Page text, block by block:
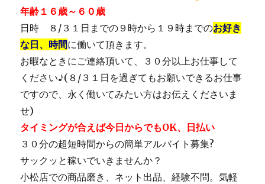
年齢１６歳～６０歳
日時 ８/３１日までの９時から１９時までのお好き
な日、時間に働いて頂きます。
お暇なときにご連絡頂いて、３０分以上お仕事して
ください♪(８/３１日を過ぎてもお願いできるお仕事
ですので、永く働いてみたい方はお伝えくださいま
せ)
タイミングが合えば今日からでもOK、日払い
３０分の超短時間からの簡単アルバイト募集?
サックッと稼いでいきませんか？
小松店での商品磨き、ネット出品、経験不問。気軽